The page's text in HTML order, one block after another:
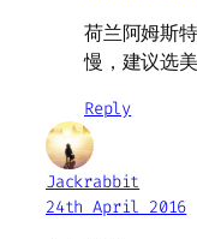
荷兰阿姆斯
慢，建议选
Reply
Jackrabbit
24th April 2016